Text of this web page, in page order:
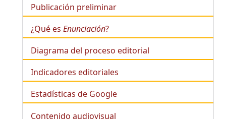
Publicación preliminar
¿Qué es Enunciación?
Diagrama del proceso editorial
Indicadores editoriales
Estadísticas de Google
Contenido audiovisual